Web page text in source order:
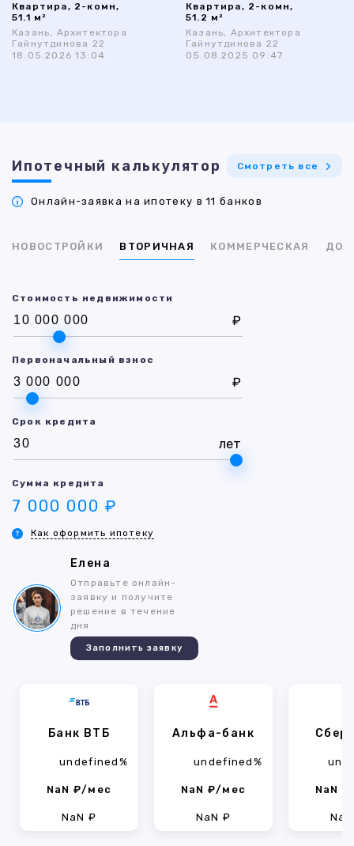
Квартира, 2-комн,
51.1 м²
Казань, Архитектора
Гайнутдинова 22
18.05.2026 13:04
Квартира, 2-комн,
51.2 м²
Казань, Архитектора
Гайнутдинова 22
05.08.2025 09:47
Ипотечный калькулятор Смотреть все
Онлайн-заявка на ипотеку в 11 банков
НОВОСТРОЙКИ ВТОРИЧНАЯ КОММЕРЧЕСКАЯ ДОМ
Стоимость недвижимости
₽
Первоначальный взнос
₽
Срок кредита
лет
Сумма кредита
7 000 000 ₽
Как оформить ипотеку
Елена
Отправьте онлайн-
заявку и получите
решение в течение
дня
Заполнить заявку
Банк ВТБ
undefined%
NaN ₽/мес
NaN ₽
Альфа-банк
undefined%
NaN ₽/мес
NaN ₽
NaN